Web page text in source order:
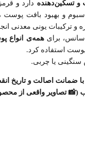
و تسکین‌دهنده دارد و
و بهبود بافت
و ترکیبات یونی معدنی
برایهمه‌ی انواع
استفاده کرد.
سنگینی یا چربی.
ضمانت اصالت وتاریخ
(📸تصاویر واقعی از